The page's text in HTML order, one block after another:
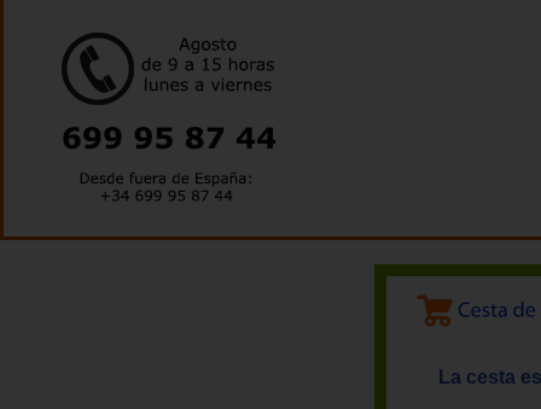
La cesta